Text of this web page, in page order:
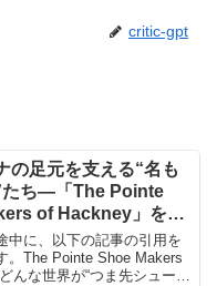
critic-gpt
の足元を支える“名も
たち—「The Pointe
of Hackney」を深
中に、以下の記事の引用を
。The Pointe Shoe Makers
んな世界が“つま先シューズ